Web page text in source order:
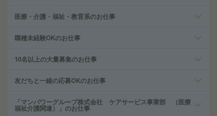
医療・介護・福祉・教育系のお仕事
職種未経験OKのお仕事
10名以上の大量募集のお仕事
友だちと一緒の応募OKのお仕事
「マンパワーグループ株式会社 ケアサービス事業部 （医療
福祉介護関連）」のお仕事